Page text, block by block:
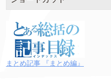
まとめ記事 『まとめ編』